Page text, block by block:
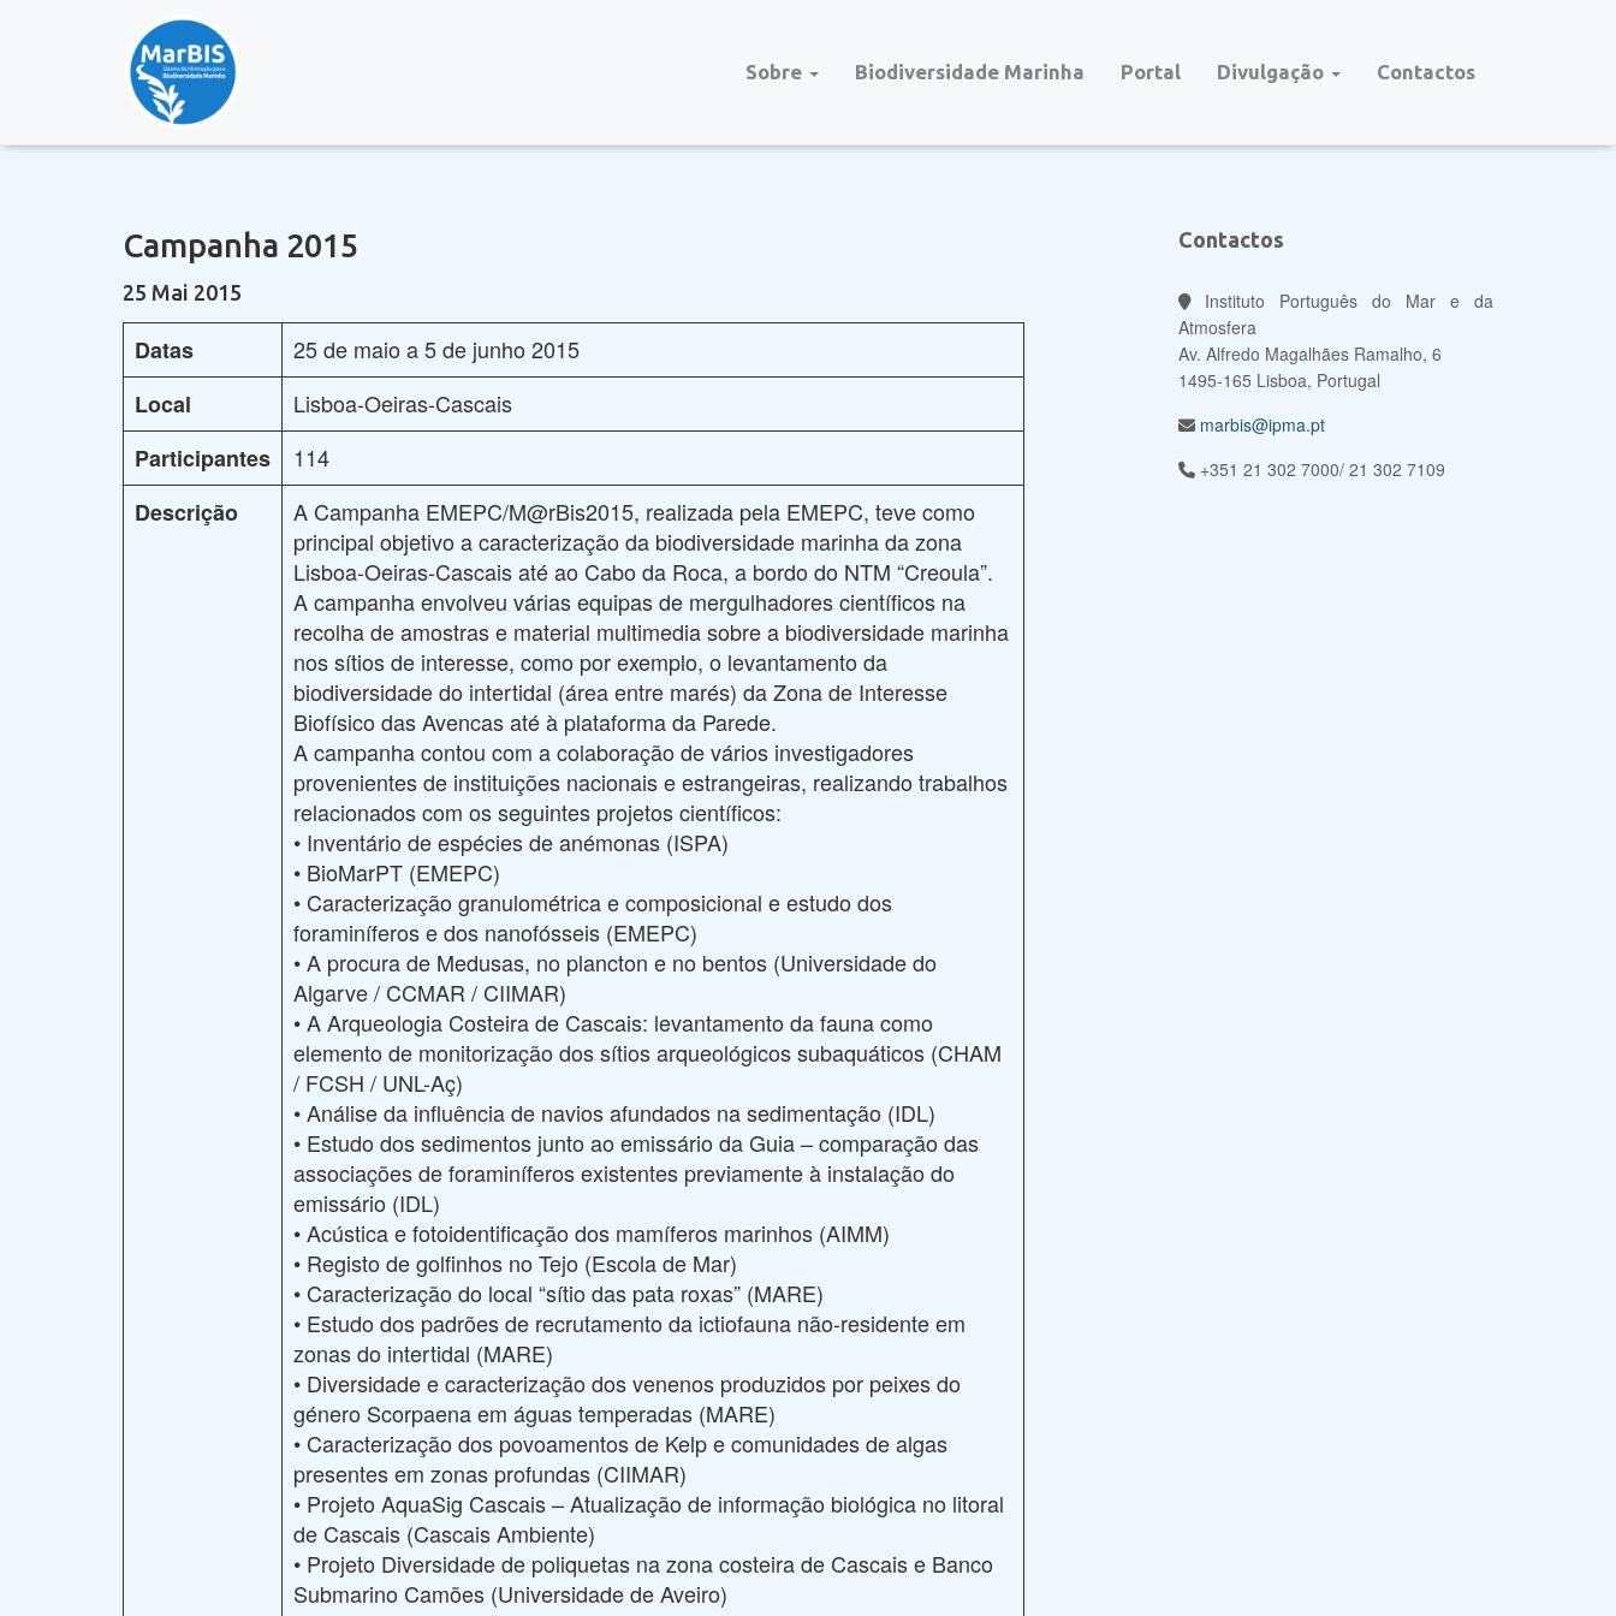
Sobre Biodiversidade Marinha Portal Divulgação Contactos
Campanha 2015
25 Mai 2015
Datas
25 de maio a 5 de junho 2015
Local
Lisboa-Oeiras-Cascais
Participantes
114
Descrição
A Campanha EMEPC/M@rBis2015, realizada pela EMEPC, teve como
principal objetivo a caracterização da biodiversidade marinha da zona
Lisboa-Oeiras-Cascais até ao Cabo da Roca, a bordo do NTM “Creoula”.
A campanha envolveu várias equipas de mergulhadores científicos na
recolha de amostras e material multimedia sobre a biodiversidade marinha
nos sítios de interesse, como por exemplo, o levantamento da
biodiversidade do intertidal (área entre marés) da Zona de Interesse
Biofísico das Avencas até à plataforma da Parede.
A campanha contou com a colaboração de vários investigadores
provenientes de instituições nacionais e estrangeiras, realizando trabalhos
relacionados com os seguintes projetos científicos:
• Inventário de espécies de anémonas (ISPA)
• BioMarPT (EMEPC)
• Caracterização granulométrica e composicional e estudo dos
foraminíferos e dos nanofósseis (EMEPC)
• A procura de Medusas, no plancton e no bentos (Universidade do
Algarve / CCMAR / CIIMAR)
• A Arqueologia Costeira de Cascais: levantamento da fauna como
elemento de monitorização dos sítios arqueológicos subaquáticos (CHAM
/ FCSH / UNL-Aç)
• Análise da influência de navios afundados na sedimentação (IDL)
• Estudo dos sedimentos junto ao emissário da Guia – comparação das
associações de foraminíferos existentes previamente à instalação do
emissário (IDL)
• Acústica e fotoidentificação dos mamíferos marinhos (AIMM)
• Registo de golfinhos no Tejo (Escola de Mar)
• Caracterização do local “sítio das pata roxas” (MARE)
• Estudo dos padrões de recrutamento da ictiofauna não-residente em
zonas do intertidal (MARE)
• Diversidade e caracterização dos venenos produzidos por peixes do
género Scorpaena em águas temperadas (MARE)
• Caracterização dos povoamentos de Kelp e comunidades de algas
presentes em zonas profundas (CIIMAR)
• Projeto AquaSig Cascais – Atualização de informação biológica no litoral
de Cascais (Cascais Ambiente)
• Projeto Diversidade de poliquetas na zona costeira de Cascais e Banco
Submarino Camões (Universidade de Aveiro)
Contactos
Instituto Português do Mar e da
Atmosfera
Av. Alfredo Magalhães Ramalho, 6
1495-165 Lisboa, Portugal
marbis@ipma.pt
+351 21 302 7000/ 21 302 7109